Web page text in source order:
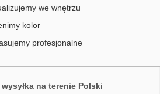
we wnętrzu
kolor
profesjonalne
wysyłka na terenie Polski